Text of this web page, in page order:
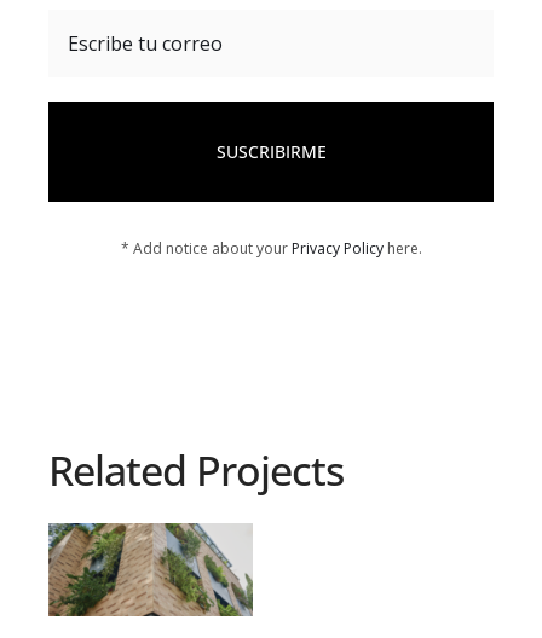
SUSCRIBIRME
* Add notice about your Privacy Policyhere.
Related Projects